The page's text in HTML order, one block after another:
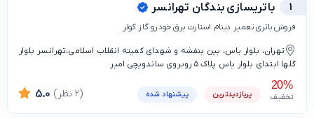
1 باتریسازی بندگان تهرانسر
فروش باتری تعمیر دینام استارت برق خودرو گاز کولر
تهران، بلوار یاس، بین بنفشه و شهدای کمیته انقلاب اسلامی،تهرانسر بلوار
گلها ابتدای بلوار یاس پلاک ۵ روبروی ساندویچی امیر
20%
تخفیف پربازدیدترین پیشنهاد شده 5.0 (2 نظر)